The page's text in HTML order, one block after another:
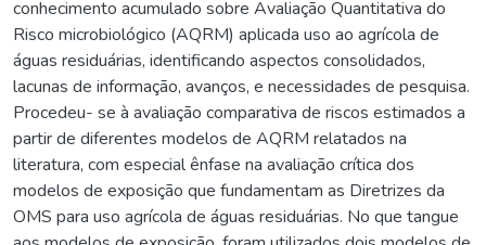
conhecimento acumulado sobre Avaliação Quantitativa do
Risco microbiológico (AQRM) aplicada uso ao agrícola de
águas residuárias, identificando aspectos consolidados,
lacunas de informação, avanços, e necessidades de pesquisa.
Procedeu- se à avaliação comparativa de riscos estimados a
partir de diferentes modelos de AQRM relatados na
literatura, com especial ênfase na avaliação crítica dos
modelos de exposição que fundamentam as Diretrizes da
OMS para uso agrícola de águas residuárias. No que tangue